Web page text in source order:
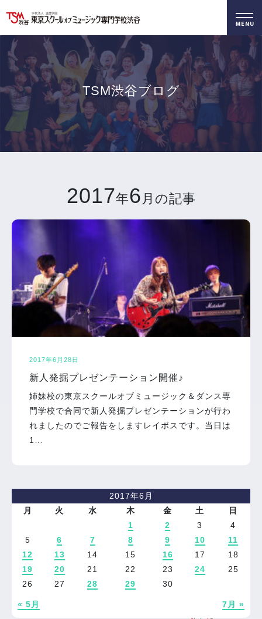
学科・専攻 資料請求 オープンキャンパス
TSM渋谷ブログ
2017年6 月の記事
2017年6月28日
新人発掘プレゼンテーション開催♪
姉妹校の東京スクールオブミュージック＆ダンス専
門学校で合同で新人発掘プレゼンテーションが行わ
れましたのでご報告をしますレイボスです。当日は
1…
2017年6月
月
火 水 木 金 土 日
« 5月 7月 »
1 2 3
4
5
6 7 8 9 10
11
12
13 14 15 16 17
18
19
20 21 22 23 24
25
26
27 28 29 30